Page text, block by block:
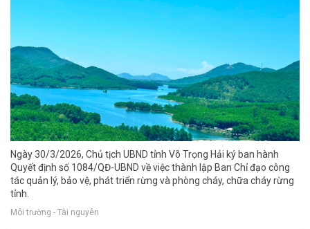
Ngày 30/3/2026, Chủ tịch UBND tỉnh Võ Trọng Hải ký ban hành
Quyết định số 1084/QĐ-UBND về việc thành lập Ban Chỉ đạo công
tác quản lý, bảo vệ, phát triển rừng và phòng cháy, chữa cháy rừng
tỉnh.
Môi trường - Tài nguyên